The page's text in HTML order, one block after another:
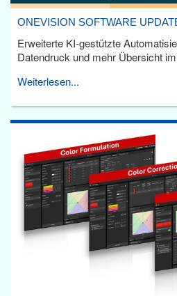
ONEVISION SOFTWARE
Erweiterte KI-gestützte
Datendruck und mehr Übersicht
Weiterlesen...